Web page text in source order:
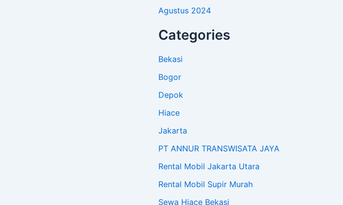
Agustus 2024
Categories
Bekasi
Bogor
Depok
Hiace
Jakarta
PT ANNUR TRANSWISATA JAYA
Rental Mobil Jakarta Utara
Rental Mobil Supir Murah
Sewa Hiace Bekasi